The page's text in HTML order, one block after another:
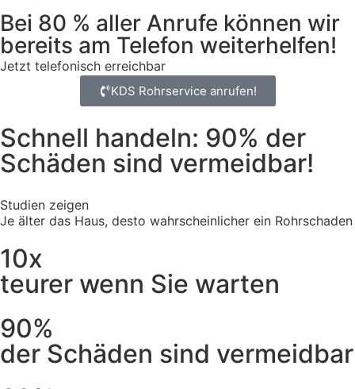
Bei 80 % aller Anrufe können wir
bereits am Telefon weiterhelfen!
Jetzt telefonisch erreichbar
KDS Rohrservice anrufen!
Schnell handeln: 90% der
Schäden sind vermeidbar!
Studien zeigen
Je älter das Haus, desto wahrscheinlicher ein Rohrschaden
10x
teurer wenn Sie warten
90%
der Schäden sind vermeidbar